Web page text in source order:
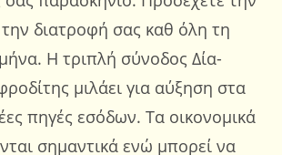
την διατροφή σας καθ όλη τη
Η τριπλή σύνοδος Δία-
μιλάει για αύξηση στα
πηγές εσόδων. Τα οικονομικά
σημαντικά ενώ μπορεί να